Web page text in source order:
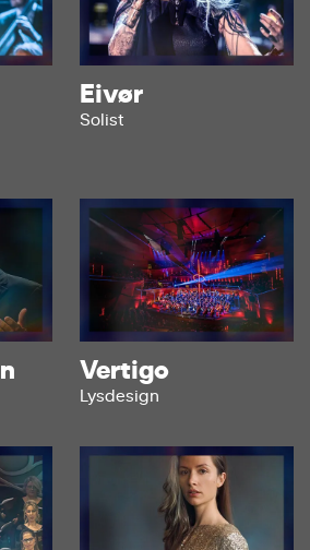
Eivør
Solist
Vertigo
Lysdesign